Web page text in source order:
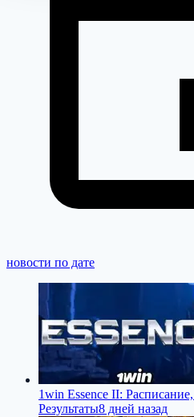
новости по дате
1win Essence II:
Результаты8 дней назад